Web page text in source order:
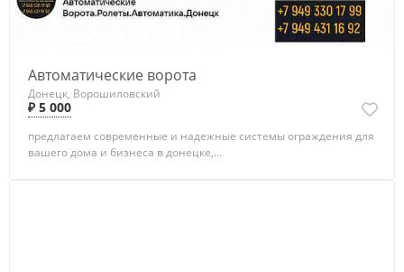
Автоматические ворота
Донецк, Ворошиловский
₽ 5 000
предлагаем современные и надежные системы ограждения для
вашего дома и бизнеса в донецке,...